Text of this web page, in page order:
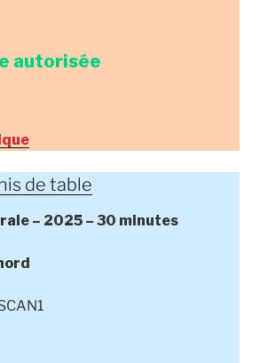
autorisée
de table
– 2025 – 30 minutes